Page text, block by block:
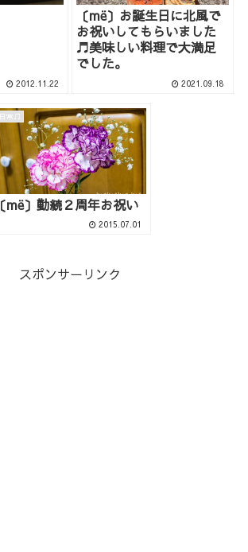
2012.11.22
〔më〕お誕生日に北風で
お祝いしてもらいました
♬美味しい料理で大満足
でした。
2021.09.18
日常♫
〔më〕勤続２周年お祝い
2015.07.01
スポンサーリンク